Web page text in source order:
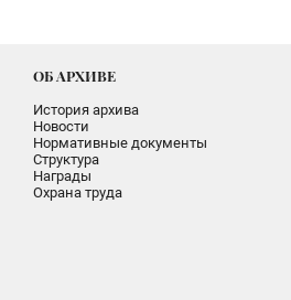
ОБ АРХИВЕ
История архива
Новости
Нормативные документы
Структура
Награды
Охрана труда